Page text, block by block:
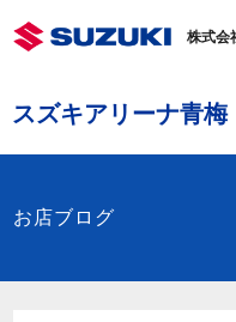
株式会
スズキアリーナ青梅
お店ブログ